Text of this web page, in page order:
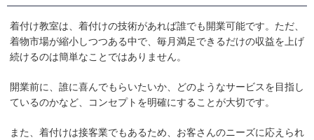
着付け教室は、着付けの技術があれば誰でも開業可能です。ただ、
着物市場が縮小しつつある中で、毎月満足できるだけの収益を上げ
続けるのは簡単なことではありません。
開業前に、誰に喜んでもらいたいか、どのようなサービスを目指し
ているのかなど、コンセプトを明確にすることが大切です。
また、着付けは接客業でもあるため、お客さんのニーズに応えられ